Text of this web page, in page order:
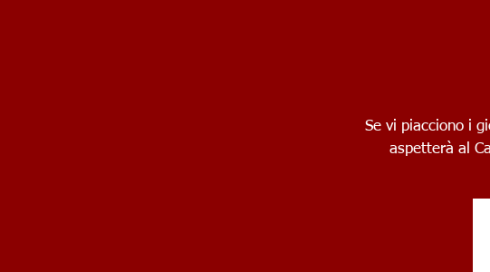
Se vi piacciono i
aspetterà al